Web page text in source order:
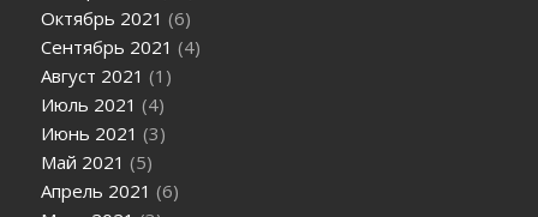
Октябрь 2021 (6)
Сентябрь 2021 (4)
Август 2021 (1)
Июль 2021 (4)
Июнь 2021 (3)
Май 2021 (5)
Апрель 2021 (6)